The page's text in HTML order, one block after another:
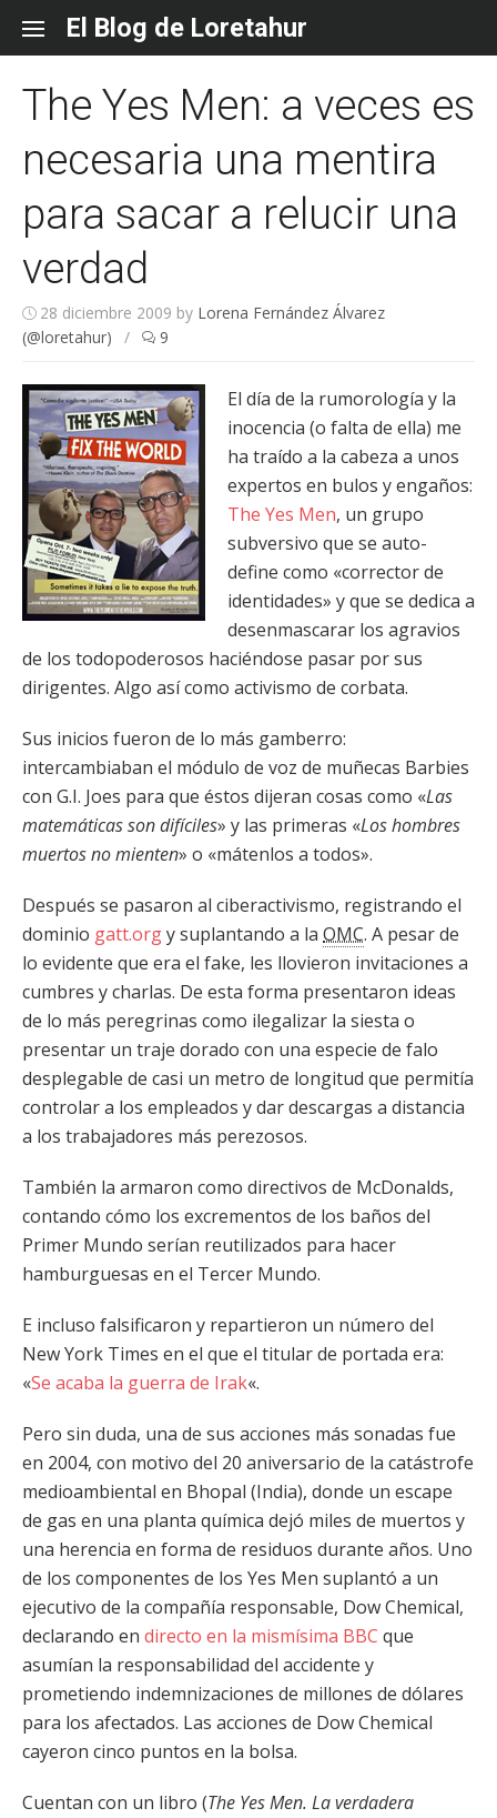
content
El Blog de Loretahur
The Yes Men: a veces es
necesaria una mentira
para sacar a relucir una
verdad
28 diciembre 2009 by Lorena Fernández Álvarez
(@loretahur)
/ 9
El día de la rumorología y la
inocencia (o falta de ella) me
ha traído a la cabeza a unos
expertos en bulos y engaños:
The Yes Men, un grupo
subversivo que se auto-
define como «corrector de
identidades» y que se dedica a
desenmascarar los agravios
de los todopoderosos haciéndose pasar por sus
dirigentes. Algo así como activismo de corbata.
Sus inicios fueron de lo más gamberro:
intercambiaban el módulo de voz de muñecas Barbies
con G.I. Joes para que éstos dijeran cosas como «Las
matemáticas son difíciles» y las primeras «Los hombres
muertos no mienten» o «mátenlos a todos».
Después se pasaron al ciberactivismo, registrando el
dominio gatt.orgy suplantando a la OMC. A pesar de
lo evidente que era el fake, les llovieron invitaciones a
cumbres y charlas. De esta forma presentaron ideas
de lo más peregrinas como ilegalizar la siesta o
presentar un traje dorado con una especie de falo
desplegable de casi un metro de longitud que permitía
controlar a los empleados y dar descargas a distancia
a los trabajadores más perezosos.
También la armaron como directivos de McDonalds,
contando cómo los excrementos de los baños del
Primer Mundo serían reutilizados para hacer
hamburguesas en el Tercer Mundo.
E incluso falsificaron y repartieron un número del
New York Times en el que el titular de portada era:
«Se acaba la guerra de Irak«.
Pero sin duda, una de sus acciones más sonadas fue
en 2004, con motivo del 20 aniversario de la catástrofe
medioambiental en Bhopal (India), donde un escape
de gas en una planta química dejó miles de muertos y
una herencia en forma de residuos durante años. Uno
de los componentes de los Yes Men suplantó a un
ejecutivo de la compañía responsable, Dow Chemical,
declarando en directo en la mismísima BBC que
asumían la responsabilidad del accidente y
prometiendo indemnizaciones de millones de dólares
para los afectados. Las acciones de Dow Chemical
cayeron cinco puntos en la bolsa.
Cuentan con un libro (The Yes Men. La verdadera